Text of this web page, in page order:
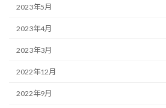
2023年5月
2023年4月
2023年3月
2022年12月
2022年9月